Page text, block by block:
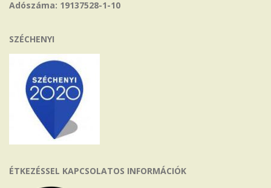
Adószáma: 19137528-1-10
SZÉCHENYI
ÉTKEZÉSSEL KAPCSOLATOS INFORMÁCIÓK